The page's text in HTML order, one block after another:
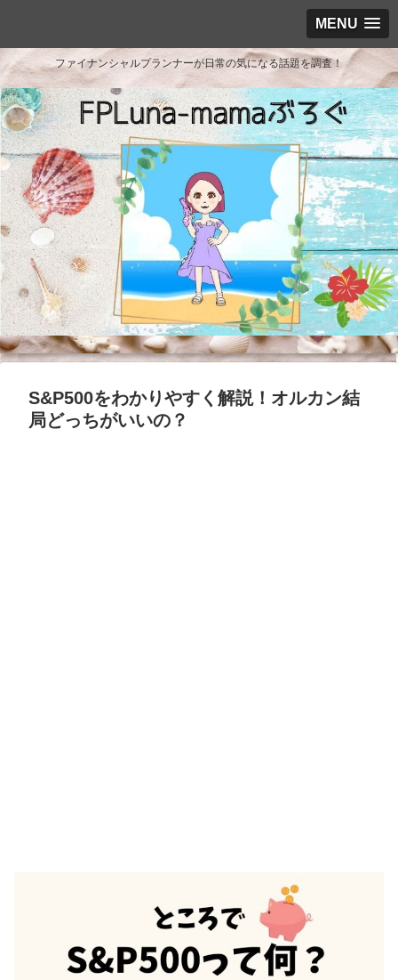
MENU
ファイナンシャルプランナーが日常の気になる話題を調査！
S&P500をわかりやすく解説！オルカン結
局どっちがいいの？